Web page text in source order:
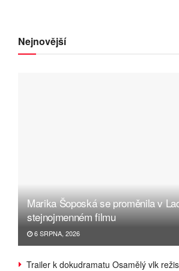
Nejnovější
Marika Šoposká se proměnila v
stejnojmenném filmu
6 SRPNA, 2026
Trailer k dokudramatu Osamělý vlk